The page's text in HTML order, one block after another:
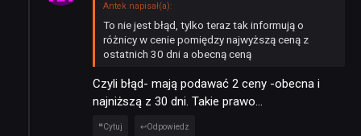
JUŻ GRALIŚMY
SKLEP
Antek napisał(a):
To nie jest błąd, tylko teraz tak informują o
różnicy w cenie pomiędzy najwyższą ceną z
ostatnich 30 dni a obecną ceną
Czyli błąd- mają podawać 2 ceny -obecna i
najniższą z 30 dni. Takie prawo…
Cytuj Odpowiedz